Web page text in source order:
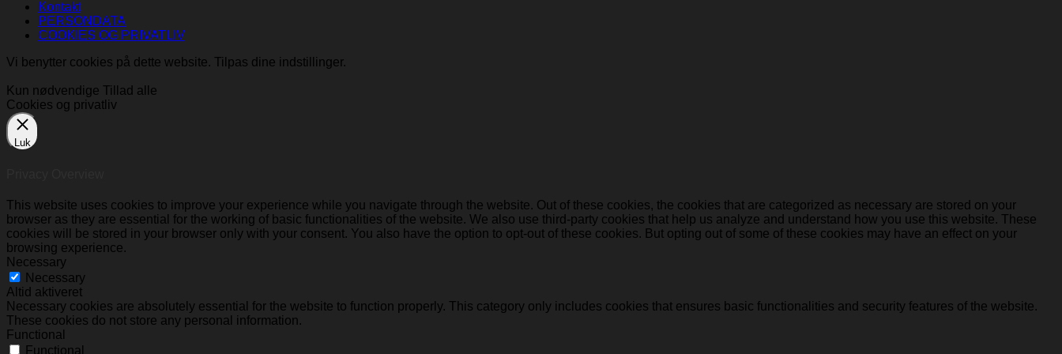
Kontakt
PERSONDATA
COOKIES OG PRIVATLIV
Vi benytter cookies på dette website. Tilpas dine indstillinger.
Kun nødvendige Tillad alle
Cookies og privatliv
Luk
This website uses cookies to improve your experience while you navigate through the website. Out of these cookies, the cookies that are categorized as necessary are stored on your
browser as they are essential for the working of basic functionalities of the website. We also use third-party cookies that help us analyze and understand how you use this website. These
cookies will be stored in your browser only with your consent. You also have the option to opt-out of these cookies. But opting out of some of these cookies may have an effect on your
browsing experience.
Necessary
Necessary
Altid aktiveret
Necessary cookies are absolutely essential for the website to function properly. This category only includes cookies that ensures basic functionalities and security features of the website.
These cookies do not store any personal information.
Functional
Functional